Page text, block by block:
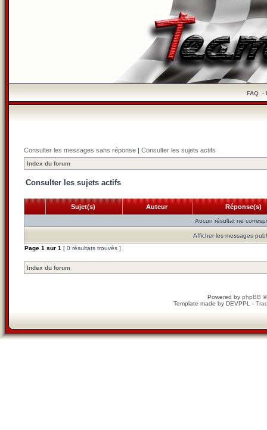
FAQ-
Consulter les messages sans réponse | Consulter les sujets actifs
Index du forum
Consulter les sujets actifs
Sujet(s) Auteur Réponse(s)
Aucun résultat ne
Afficher les messages
Page 1 sur 1 [ 0 résultats trouvés ]
Index du forum
Powered by phpBB
Template made by DEVPPL -